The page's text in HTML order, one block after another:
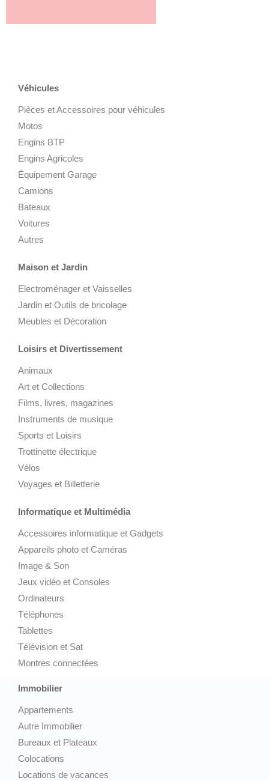
Véhicules
Pièces et Accessoires pour véhicules
Motos
Engins BTP
Engins Agricoles
Équipement Garage
Camions
Bateaux
Voitures
Autres
Maison et Jardin
Electroménager et Vaisselles
Jardin et Outils de bricolage
Meubles et Décoration
Loisirs et Divertissement
Animaux
Art et Collections
Films, livres, magazines
Instruments de musique
Sports et Loisirs
Trottinette électrique
Vélos
Voyages et Billetterie
Informatique et Multimédia
Accessoires informatique et Gadgets
Appareils photo et Caméras
Image & Son
Jeux vidéo et Consoles
Ordinateurs
Téléphones
Tablettes
Télévision et Sat
Montres connectées
Immobilier
Appartements
Autre Immobilier
Bureaux et Plateaux
Colocations
Locations de vacances